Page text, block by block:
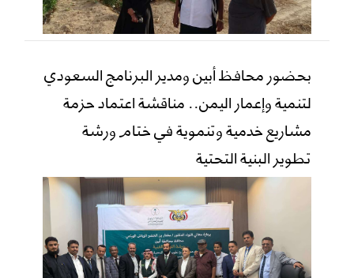
بحضور محافظ أبين ومدير البرنامج السعودي
لتنمية وإعمار اليمن.. مناقشة اعتماد حزمة
مشاريع خدمية وتنموية في ختام ورشة
تطوير البنية التحتية